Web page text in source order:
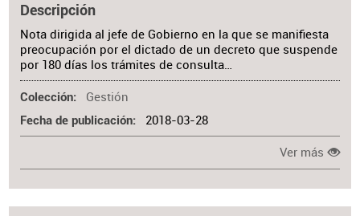
Descripción
Nota dirigida al jefe de Gobierno en la que se manifiesta
preocupación por el dictado de un decreto que suspende
por 180 días los trámites de consulta…
Colección Gestión
Fecha de publicación 2018-03-28
Ver más